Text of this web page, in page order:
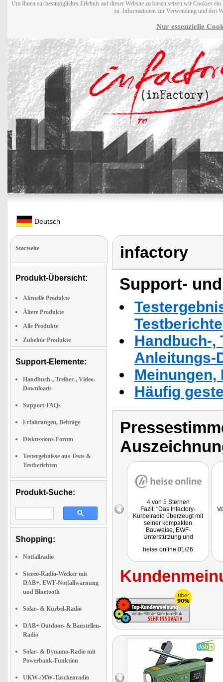
Um Ihnen ein bestmögliches Erlebnis auf dieser Website zu bieten setzen wir Cookies
zu. Informationen zur Verwendung und den
Nur essenzielle
Deutsch
Startseite
Produkt-Übersicht:
Aktuelle Produkte
Ältere Produkte
Alle Produkte
Zubehör Produkte
Support-Elemente:
Handbuch-, Treiber-, Video-
Downloads
Support-FAQs
Erfahrungen, Beiträge
Diskussions-Forum
Testergebnisse aus Tests &
Testberichten
Produkt-Suche:
Shopping:
Notfallradio
Stereo-Radio-Wecker mit
DAB+, EWF-Notfallwarnung
und Bluetooth
Solar- & Kurbel-Radio
DAB+ Outdoor- & Baustellen-
Radio
Solar- & Dynamo-Radio mit
Powerbank-Funktion
UKW-/MW-Taschenradio
infactory
Support-
Handbuch-,
Anleitungs-
Häufig
4 von 5 Sternen
Fazit: "Das Infactory-
Kurbelradio überzeugt mit
seiner kompakten
Bauweise, EWF-
Unterstützung und
darunter DAB+, Bluetooth
Stunden Akkulaufzeit, USB-
C-Anschluss und Dynamo
gut für Notfälle und
Outdoor-Einsätze gerüstet."
heise online 01/26